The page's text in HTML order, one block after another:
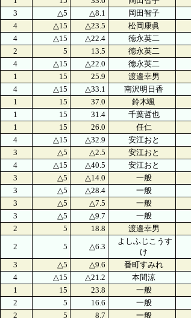
3 △5 △8.1 岡田智子
4 △15 △23.5 松岡康眞
4 △15 △22.4 徳永英二
2 5 13.5 徳永英二
4 △15 △22.0 徳永英二
1 15 25.9 渡邉幸男
4 △15 △33.1 南沢明日香
1 15 37.0 鈴木颯
1 15 31.4 千葉哲也
1 15 26.0 任仁
4 △15 △32.9 安江おと
3 △5 △2.5 安江おと
4 △15 △40.5 安江おと
3 △5 △14.0 一般
3 △5 △28.4 一般
3 △5 △7.5 一般
3 △5 △9.7 一般
2 5 18.8 渡邉幸男
2 5 △6.3
よしふじこうす
け
3 △5 △9.6 番町すみれ
4 △15 △21.2 本間涼
1 15 23.8 一般
2 5 16.6 一般
2 5 8.7 一般